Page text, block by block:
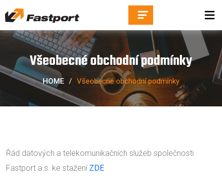
Všeobecné obchodní podmínky
HOME / Všeobecné obchodní podmínky
Řád datových a telekomunikačních služeb společnosti
Fastport a.s. ke stažení ZDE